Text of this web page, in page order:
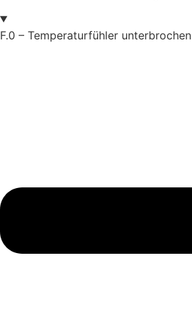
F.0 – Temperaturfühler unterbrochen